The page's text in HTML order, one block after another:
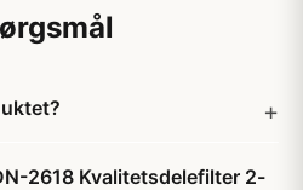
2618 Kvalitetsdelefilter 2-